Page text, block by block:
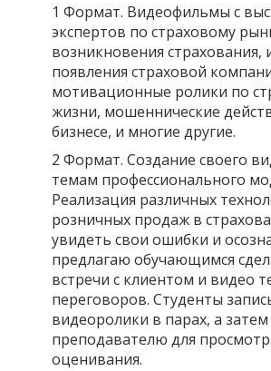
1 Формат. Видеофильмы с
экспертов по страховому
возникновения страхования,
появления страховой
мотивационные ролики по
жизни, мошеннические
бизнесе, и многие другие.
2 Формат. Создание своего
темам профессионального
Реализация различных
розничных продаж в
увидеть свои ошибки и
предлагаю обучающимся
встречи с клиентом и видео
переговоров. Студенты
видеоролики в парах, а
преподавателю для
оценивания.